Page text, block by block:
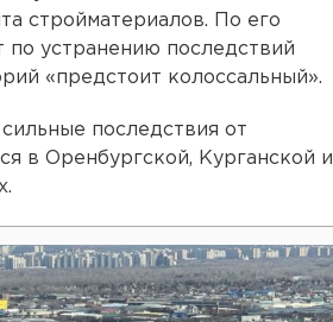
стройматериалов. По его
по устранению последствий
«предстоит колоссальный».
последствия от
в Оренбургской, Курганской и